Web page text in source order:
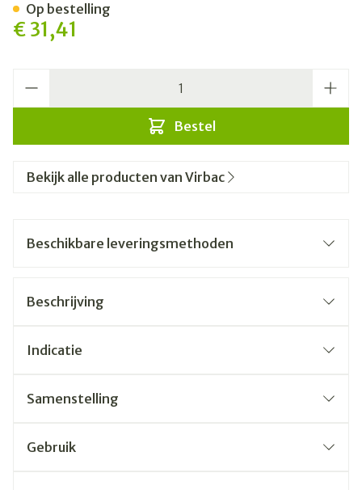
€ 31,41
Bestel
Op bestelling
Bekijk alle producten van Virbac
Beschikbare leveringsmethoden
Beschrijving
Indicatie
Samenstelling
Gebruik